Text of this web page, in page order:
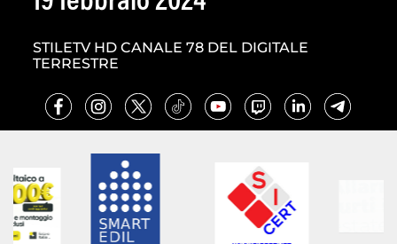
STILETV HD CANALE 78 DEL DIGITALE
TERRESTRE